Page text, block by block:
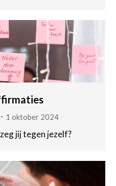
1 oktober 2024
jij tegen jezelf?